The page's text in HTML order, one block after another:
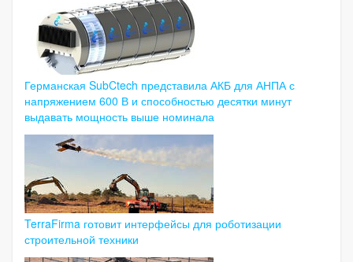
Германская SubCtech представила АКБ для АНПА с
напряжением 600 В и способностью десятки минут
выдавать мощность выше номинала
TerraFirma готовит интерфейсы для роботизации
строительной техники